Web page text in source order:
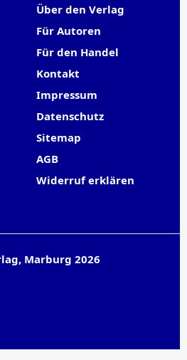
Über den Verlag
Für Autoren
Für den Handel
Kontakt
Impressum
Datenschutz
Sitemap
AGB
Widerruf erklären
Marburg 2026